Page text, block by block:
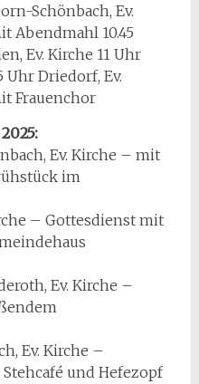
Schönbach, Ev.
Abendmahl 10.45
Ev. Kirche 11 Uhr
Uhr Driedorf, Ev.
Frauenchor
Ev. Kirche – mit
im
– Gottesdienst mit
Ev. Kirche –
Ev. Kirche –
und Hefezopf